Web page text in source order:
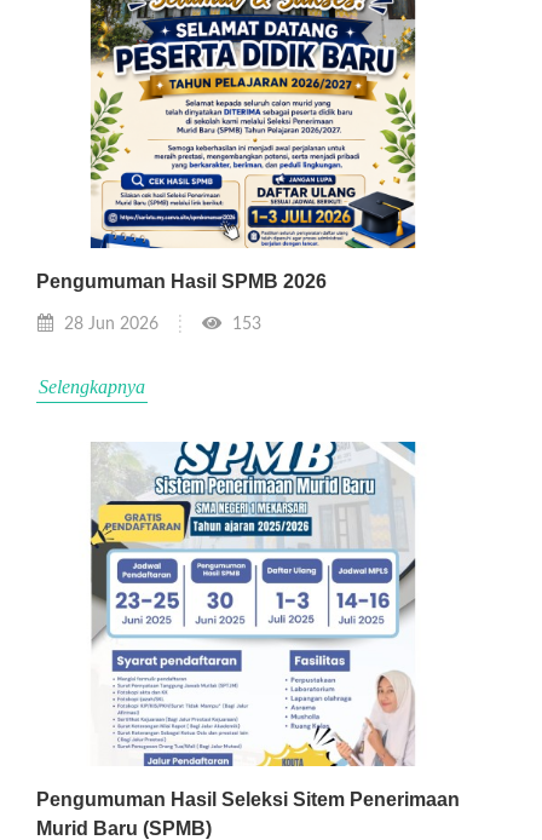
Pengumuman Hasil SPMB 2026
28 Jun 2026 153
Selengkapnya
Pengumuman Hasil Seleksi Sitem Penerimaan
Murid Baru (SPMB)